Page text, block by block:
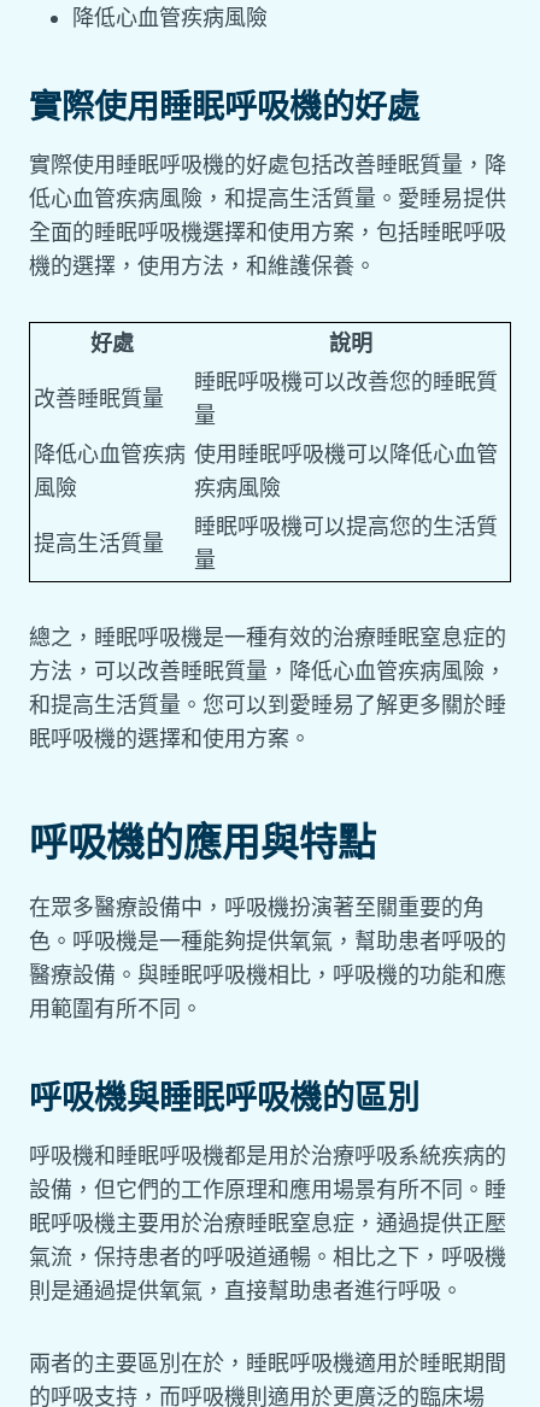
降低心血管疾病風險
實際使用睡眠呼吸機的好處
實際使用睡眠呼吸機的好處包括改善睡眠質量，降
低心血管疾病風險，和提高生活質量。愛睡易提供
全面的睡眠呼吸機選擇和使用方案，包括睡眠呼吸
機的選擇，使用方法，和維護保養。
好處 說明
改善睡眠質量
睡眠呼吸機可以改善您的睡眠質
量
降低心血管疾病
風險
使用睡眠呼吸機可以降低心血管
疾病風險
提高生活質量
睡眠呼吸機可以提高您的生活質
量
總之，睡眠呼吸機是一種有效的治療睡眠窒息症的
方法，可以改善睡眠質量，降低心血管疾病風險，
和提高生活質量。您可以到愛睡易了解更多關於睡
眠呼吸機的選擇和使用方案。
呼吸機的應用與特點
在眾多醫療設備中，呼吸機扮演著至關重要的角
色。呼吸機是一種能夠提供氧氣，幫助患者呼吸的
醫療設備。與睡眠呼吸機相比，呼吸機的功能和應
用範圍有所不同。
呼吸機與睡眠呼吸機的區別
呼吸機和睡眠呼吸機都是用於治療呼吸系統疾病的
設備，但它們的工作原理和應用場景有所不同。睡
眠呼吸機主要用於治療睡眠窒息症，通過提供正壓
氣流，保持患者的呼吸道通暢。相比之下，呼吸機
則是通過提供氧氣，直接幫助患者進行呼吸。
兩者的主要區別在於，睡眠呼吸機適用於睡眠期間
的呼吸支持，而呼吸機則適用於更廣泛的臨床場